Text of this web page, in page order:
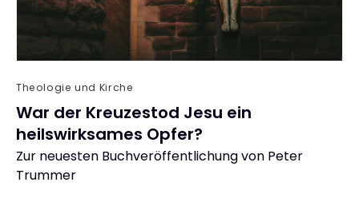
Theologie und Kirche
War der Kreuzestod Jesu ein
heilswirksames Opfer?
:
Zur neuesten Buchveröffentlichung von Peter
Trummer